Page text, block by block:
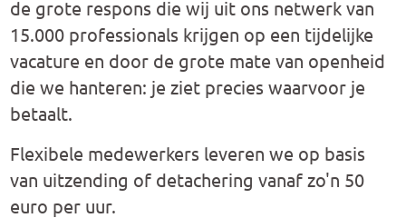
de grote respons die wij uit ons netwerk van
15.000 professionals krijgen op een tijdelijke
vacature en door de grote mate van openheid
die we hanteren: je ziet precies waarvoor je
betaalt.
Flexibele medewerkers leveren we op basis
van uitzending of detachering vanaf zo'n 50
euro per uur.